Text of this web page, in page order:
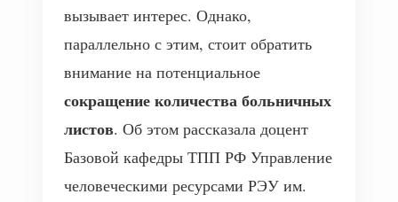
вызывает интерес. Однако,
параллельно с этим, стоит обратить
внимание на потенциальное
сокращение количества больничных
листов. Об этом рассказала доцент
Базовой кафедры ТПП РФ Управление
человеческими ресурсами РЭУ им.